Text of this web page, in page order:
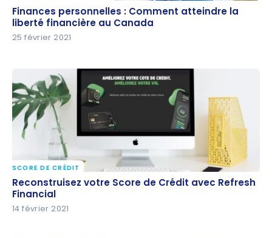
Finances personnelles : Comment atteindre la
liberté financière au Canada
Finances personnelles : Comment atteindre la
liberté financière au Canada
25 février 2021
Reconstruisez votre Score de Crédit avec Refresh
Financial
SCORE DE CRÉDIT
Reconstruisez votre Score de Crédit avec Refresh
Financial
14 février 2021